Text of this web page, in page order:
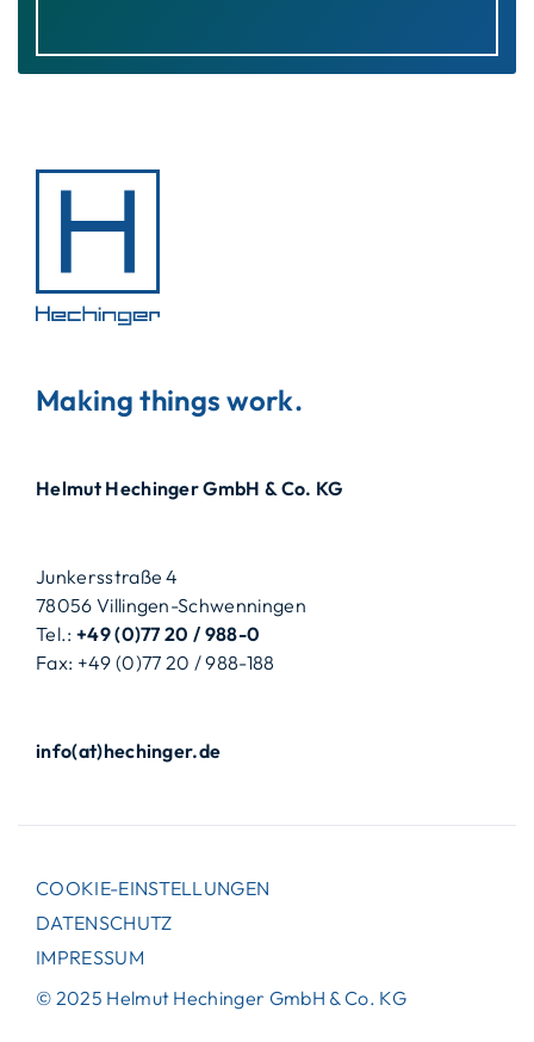
Making things work.
Helmut Hechinger GmbH & Co. KG
Junkersstraße 4
78056 Villingen-Schwenningen
Tel.: +49 (0)77 20 / 988-0
Fax: +49 (0)77 20 / 988-188
info(at)hechinger.de
© 2025 Helmut Hechinger GmbH & Co. KG
IMPRESSUM
DATENSCHUTZ
COOKIE-EINSTELLUNGEN